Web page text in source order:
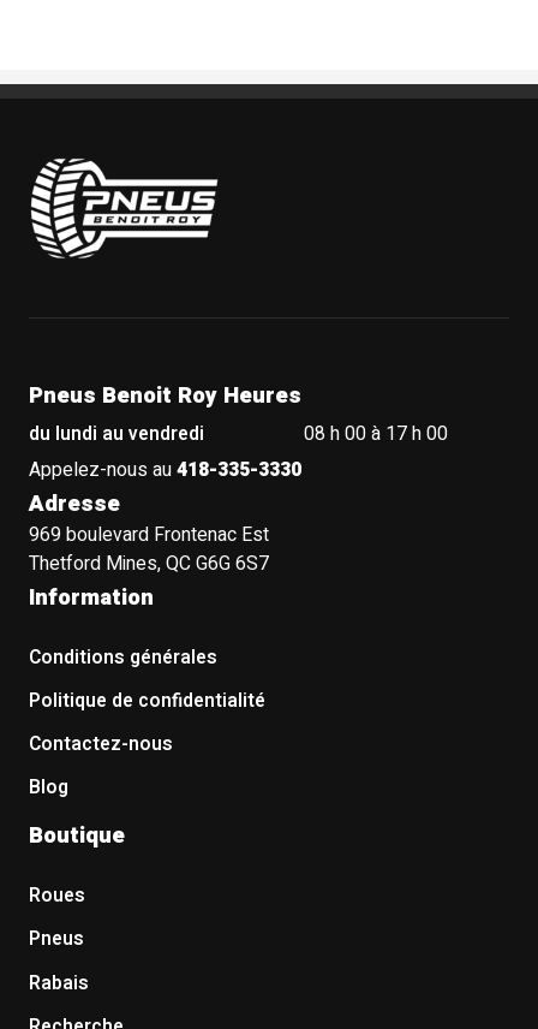
Pneus Benoit Roy
Pneus Benoit Roy Heures
du lundi au vendredi
08 h 00 à 17 h 00
Appelez-nous au418-335-3330
Adresse
969 boulevard Frontenac Est
Thetford Mines, QC G6G 6S7
Information
Conditions générales
Politique de confidentialité
Contactez-nous
Blog
Boutique
Roues
Pneus
Rabais